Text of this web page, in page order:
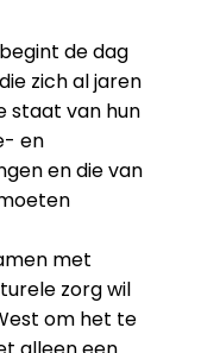
de dag
zich al jaren
staat van hun
en
en die van
met
zorg wil
om het te